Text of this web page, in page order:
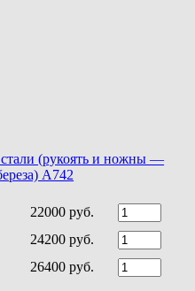
(рукоять и ножны —
A742
22000 руб.
24200 руб.
26400 руб.